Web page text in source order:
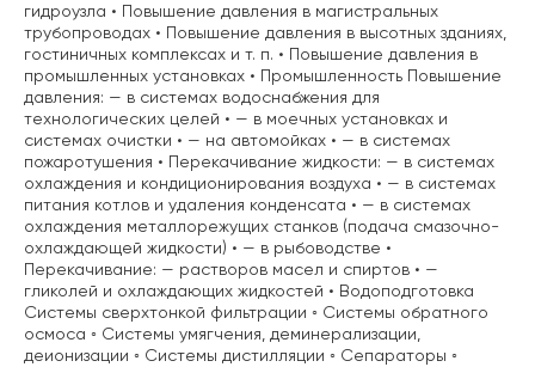
гидроузла • Повышение давления в магистральных
трубопроводах • Повышение давления в высотных зданиях,
гостиничных комплексах и т. п. • Повышение давления в
промышленных установках • Промышленность Повышение
давления: — в системах водоснабжения для
технологических целей • — в моечных установках и
системах очистки • — на автомойках • — в системах
пожаротушения • Перекачивание жидкости: — в системах
охлаждения и кондиционирования воздуха • — в системах
питания котлов и удаления конденсата • — в системах
охлаждения металлорежущих станков (подача смазочно-
охлаждающей жидкости) • — в рыбоводстве •
Перекачивание: — растворов масел и спиртов • —
гликолей и охлаждающих жидкостей • Водоподготовка
Системы сверхтонкой фильтрации ◦ Системы обратного
осмоса ◦ Системы умягчения, деминерализации,
деионизации ◦ Системы дистилляции ◦ Сепараторы ◦